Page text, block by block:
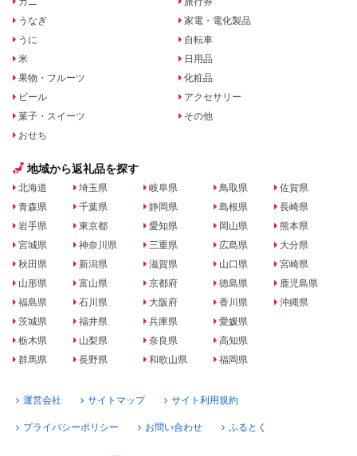
うなぎ
うに
米
果物・フルーツ
ビール
菓子・スイーツ
おせち
家電・電化製品
自転車
日用品
化粧品
アクセサリー
その他
地域から返礼品を探す
北海道
青森県
岩手県
宮城県
秋田県
山形県
福島県
茨城県
栃木県
群馬県
埼玉県
千葉県
東京都
神奈川県
新潟県
富山県
石川県
福井県
山梨県
長野県
岐阜県
静岡県
愛知県
三重県
滋賀県
京都府
大阪府
兵庫県
奈良県
和歌山県
鳥取県
島根県
岡山県
広島県
山口県
徳島県
香川県
愛媛県
高知県
福岡県
佐賀県
長崎県
熊本県
大分県
宮崎県
鹿児島県
沖縄県
運営会社 サイトマップ サイト利用規約
プライバシーポリシー お問い合わせ ふるとく